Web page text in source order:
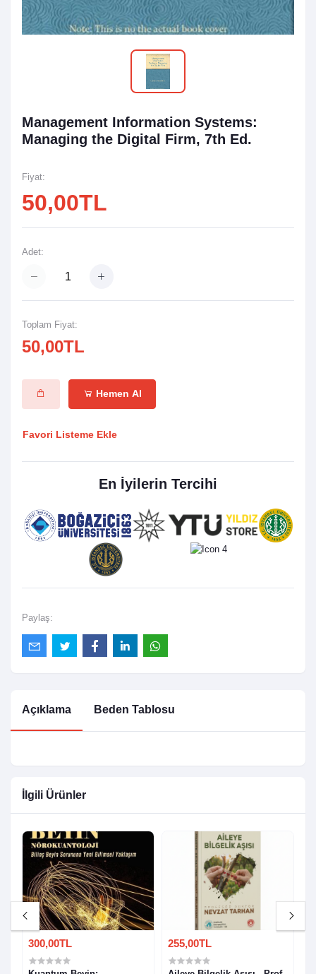
Management Information Systems:
Managing the Digital Firm, 7th Ed.
Fiyat:
50,00TL
Adet:
Toplam Fiyat:
50,00TL
Hemen Al
Favori Listeme Ekle
En İyilerin Tercihi
Paylaş:
Açıklama Beden Tablosu
İlgili Ürünler
300,00TL 255,00TL